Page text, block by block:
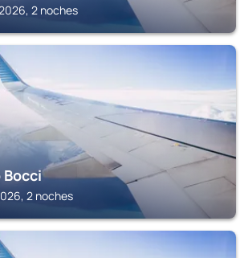
2 noches
Bocci
2 noches